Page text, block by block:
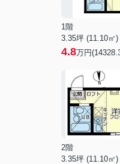
1階
3.35坪 (11.10㎡)
4.8万円
2階
3.35坪 (11.10㎡)